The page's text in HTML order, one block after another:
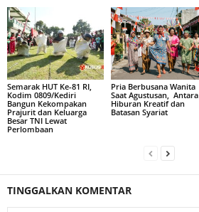
Semarak HUT Ke-81 RI,
Kodim 0809/Kediri
Bangun Kekompakan
Prajurit dan Keluarga
Besar TNI Lewat
Perlombaan
Pria Berbusana Wanita
Saat Agustusan, Antara
Hiburan Kreatif dan
Batasan Syariat
TINGGALKAN KOMENTAR